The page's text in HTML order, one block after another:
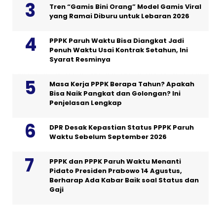
Tren “Gamis Bini Orang” Model Gamis Viral
yang Ramai Diburu untuk Lebaran 2026
PPPK Paruh Waktu Bisa Diangkat Jadi
Penuh Waktu Usai Kontrak Setahun, Ini
Syarat Resminya
Masa Kerja PPPK Berapa Tahun? Apakah
Bisa Naik Pangkat dan Golongan? Ini
Penjelasan Lengkap
DPR Desak Kepastian Status PPPK Paruh
Waktu Sebelum September 2026
PPPK dan PPPK Paruh Waktu Menanti
Pidato Presiden Prabowo 14 Agustus,
Berharap Ada Kabar Baik soal Status dan
Gaji